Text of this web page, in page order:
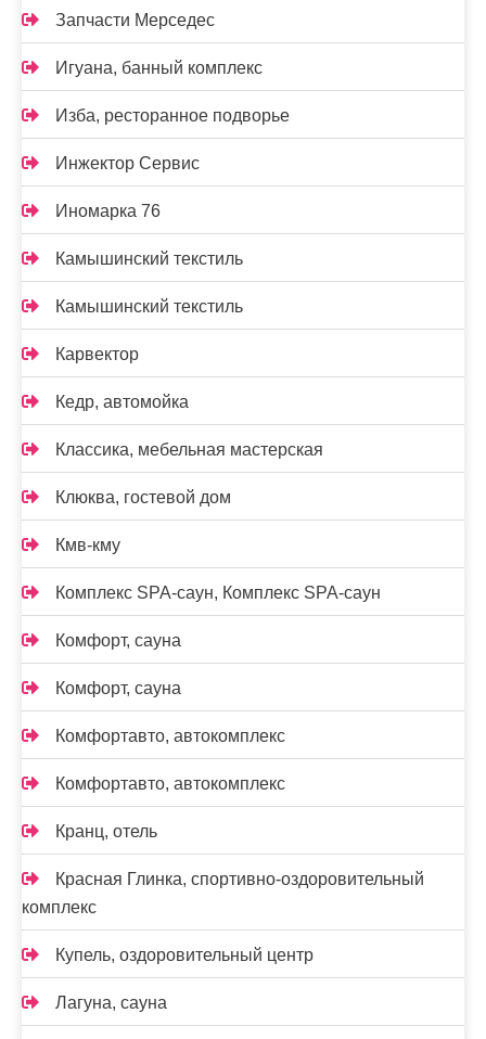
Запчасти Мерседес
Игуана, банный комплекс
Изба, ресторанное подворье
Инжектор Сервис
Иномарка 76
Камышинский текстиль
Камышинский текстиль
Карвектор
Кедр, автомойка
Классика, мебельная мастерская
Клюква, гостевой дом
Кмв-кму
Комплекс SPA-саун, Комплекс SPA-саун
Комфорт, сауна
Комфорт, сауна
Комфортавто, автокомплекс
Комфортавто, автокомплекс
Кранц, отель
Красная Глинка, спортивно-оздоровительный
комплекс
Купель, оздоровительный центр
Лагуна, сауна